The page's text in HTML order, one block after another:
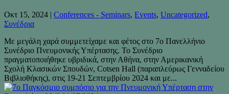
Οκτ 15, 2024 | Conferences - Seminars, Events, Uncategorized,
Συνέδρια
Με μεγάλη χαρά συμμετείχαμε και φέτος στο 7ο Πανελλήνιο
Συνέδριο Πνευμονικής Υπέρτασης. Το Συνέδριο
πραγματοποιήθηκε υβριδικά, στην Αθήνα, στην Αμερικανική
Σχολή Κλασικών Σπουδών, Cotsen Hall (παραπλεύρως Γενναδείου
Βιβλιοθήκης), στις 19-21 Σεπτεμβρίου 2024 και με...